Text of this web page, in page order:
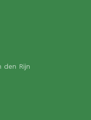
den Rijn